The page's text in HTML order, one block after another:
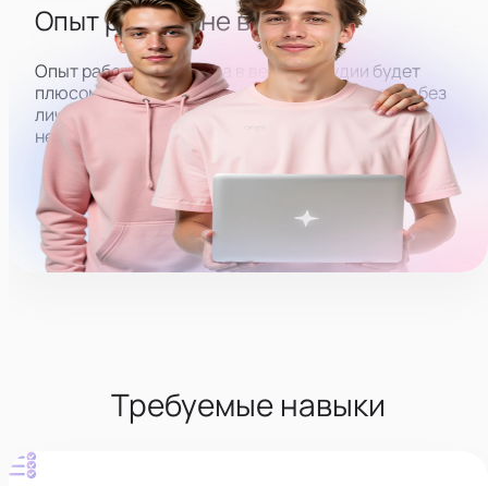
Опыт работы не важен
Опыт работы оператора в вебкам студии будет
плюсом, но мы также открыты для кандидатов без
личного опыта работы и готовы обучить всему
необходимому.
Требуемые навыки